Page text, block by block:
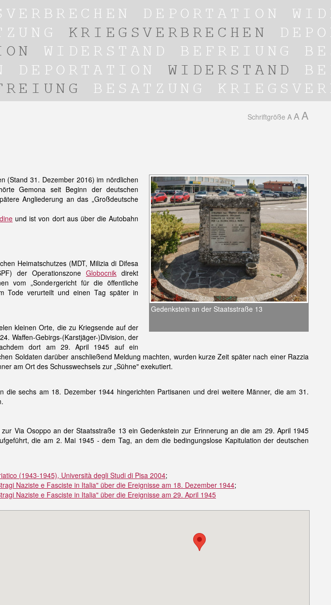
Schriftgröße A A A
Gedenkstein an der Staatsstraße 13
(Stand 31. Dezember 2016) im nördlichen
Gemona seit Beginn der deutschen
Angliederung an das „Großdeutsche
und ist von dort aus über die Autobahn
Heimatschutzes (MDT, Milizia di Difesa
der Operationszone Globocnik direkt
vom „Sondergericht für die öffentliche
Tode verurteilt und einen Tag später in
kleinen Orte, die zu Kriegsende auf der
Waffen-Gebirgs-(Karstjäger-)Division, der
dort am 29. April 1945 auf ein
Soldaten darüber anschließend Meldung machten, wurden kurze Zeit später nach einer Razzia
am Ort des Schusswechsels zur „Sühne" exekutiert.
sechs am 18. Dezember 1944 hingerichten Partisanen und drei weitere Männer, die am 31.
Via Osoppo an der Staatsstraße 13 ein Gedenkstein zur Erinnerung an die am 29. April 1945
die am 2. Mai 1945 - dem Tag, an dem die bedingungslose Kapitulation der deutschen
(1943-1945), Università degli Studi di Pisa 2004;
Naziste e Fasciste in Italia" über die Ereignisse am 18. Dezember 1944;
Naziste e Fasciste in Italia" über die Ereignisse am 29. April 1945